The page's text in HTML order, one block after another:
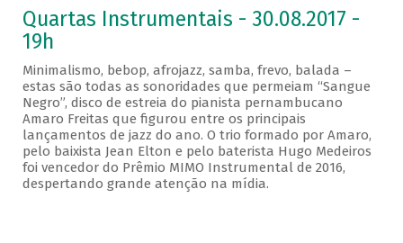
Quartas Instrumentais - 30.08.2017 -
19h
Minimalismo, bebop, afrojazz, samba, frevo, balada –
estas são todas as sonoridades que permeiam “Sangue
Negro”, disco de estreia do pianista pernambucano
Amaro Freitas que figurou entre os principais
lançamentos de jazz do ano. O trio formado por Amaro,
pelo baixista Jean Elton e pelo baterista Hugo Medeiros
foi vencedor do Prêmio MIMO Instrumental de 2016,
despertando grande atenção na mídia.